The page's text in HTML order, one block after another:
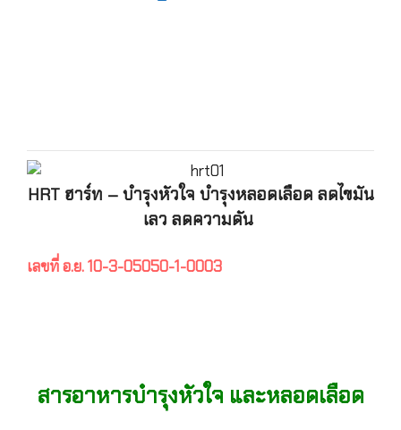
HRT ฮาร์ท – บำรุงหัวใจ บำรุงหลอดเลือด ลดไขมัน
เลว ลดความดัน
เลขที่ อ.ย. 10-3-05050-1-0003
สารอาหารบำรุงหัวใจ และหลอดเลือด